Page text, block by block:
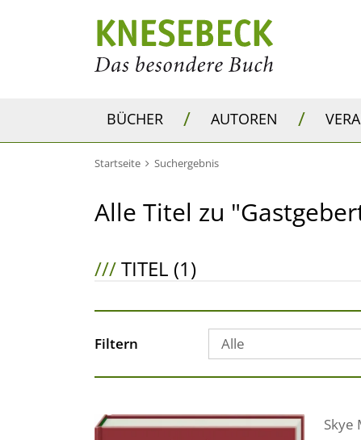
BÜCHER / AUTOREN /
Startseite Suchergebnis
Alle Titel zu
///TITEL (1)
Filtern Alle
Skye